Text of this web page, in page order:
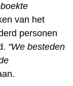
van het
personen
"We besteden